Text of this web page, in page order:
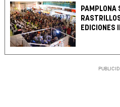
PAMPLONA
EDICIONES